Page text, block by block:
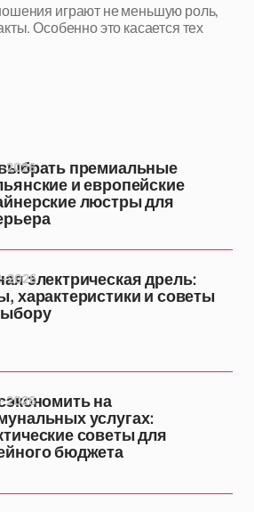
играют не меньшую роль,
Особенно это касается тех
премиальные
и европейские
люстры для
2026
электрическая дрель:
характеристики и советы
2026
на
услугах:
советы для
бюджета
2026